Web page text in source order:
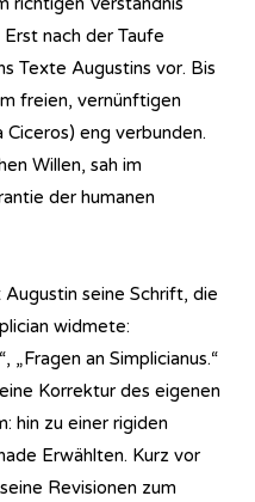
nach der Taufe
Texte Augustins vor. Bis
freien, vernünftigen
eng verbunden.
Willen, sah im
der humanen
seine Schrift, die
widmete:
„Fragen an Simplicianus.“
Korrektur des eigenen
hin zu einer rigiden
Erwählten. Kurz vor
Revisionen zum